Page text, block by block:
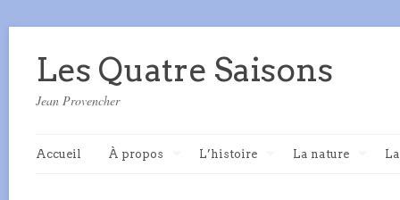
Les Quatre Saisons
Jean Provencher
Accueil À propos L’histoire La nature